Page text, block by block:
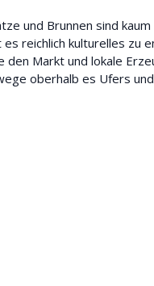
und Brunnen sind
reichlich kulturelles zu
Markt und lokale
oberhalb es Ufers